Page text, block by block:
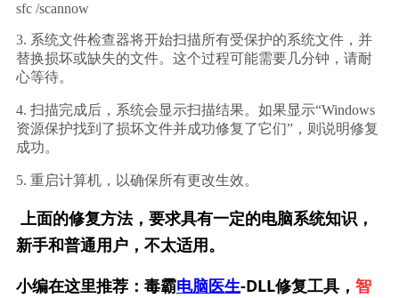
sfc /scannow
3. 系统文件检查器将开始扫描所有受保护的系统文件，并
替换损坏或缺失的文件。这个过程可能需要几分钟，请耐
心等待。
4. 扫描完成后，系统会显示扫描结果。如果显示“Windows
资源保护找到了损坏文件并成功修复了它们”，则说明修复
成功。
5. 重启计算机，以确保所有更改生效。
上面的修复方法，要求具有一定的电脑系统知识，
新手和普通用户，不太适用。
小编在这里推荐：毒霸电脑医生-DLL修复工具， 智